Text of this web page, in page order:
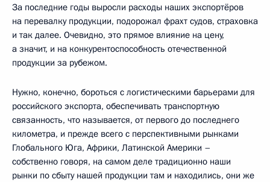
За последние годы выросли расходы наших экспортёров
на перевалку продукции, подорожал фрахт судов, страховка
и так далее. Очевидно, это прямое влияние на цену,
а значит, и на конкурентоспособность отечественной
продукции за рубежом.
Нужно, конечно, бороться с логистическими барьерами для
российского экспорта, обеспечивать транспортную
связанность, что называется, от первого до последнего
километра, и прежде всего с перспективными рынками
Глобального Юга, Африки, Латинской Америки –
собственно говоря, на самом деле традиционно наши
рынки по сбыту нашей продукции там и находились, они же